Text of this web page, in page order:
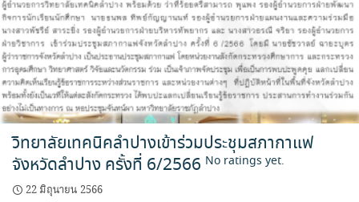
วิทยาลัยเทคนิคลำปางเข้าร่วมประชุมสภากาแฟ
จังหวัดลำปาง ครั้งที่ 6/2566 No ratings yet.
22 มิถุนายน 2566